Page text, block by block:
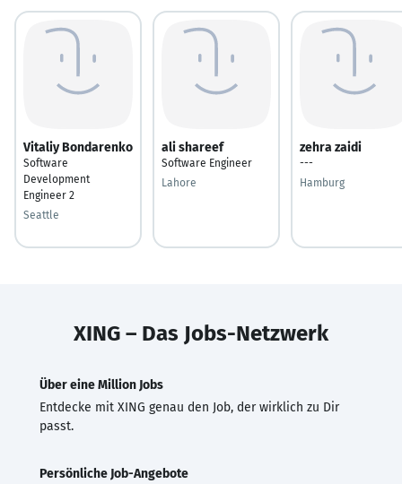
Vitaliy Bondarenko
Software
Development
Engineer 2
Seattle
ali shareef
Software Engineer
Lahore
zehra zaidi
---
Hamburg
XING – Das Jobs-Netzwerk
Über eine Million Jobs
Entdecke mit XING genau den Job, der wirklich zu Dir
passt.
Persönliche Job-Angebote